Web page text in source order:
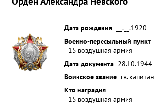
Дата рождения
__.__.1920
Военно-пересыльный пункт
15 воздушная армия
Дата документа 28.10.1944
Воинское звание гв. капитан
Кто наградил
15 воздушная армия